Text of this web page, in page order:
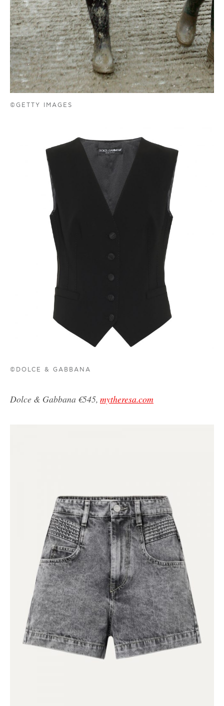
©GETTY IMAGES
©DOLCE & GABBANA
Dolce & Gabbana €545, mytheresa.com